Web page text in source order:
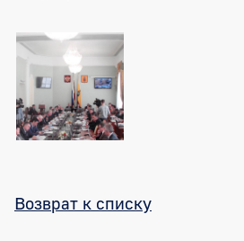
Возврат к списку